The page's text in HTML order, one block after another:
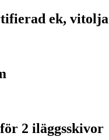
ek, vitolja
2 iläggsskivor